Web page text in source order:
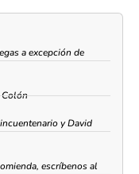
a excepción de
Colón
y David
escríbenos al